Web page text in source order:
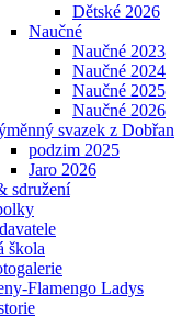
Dětské 2026
Naučné
Naučné 2023
Naučné 2024
Naučné 2025
Naučné 2026
svazek z Dobřan
podzim 2025
Jaro 2026
sdružení
škola
Flamengo Ladys